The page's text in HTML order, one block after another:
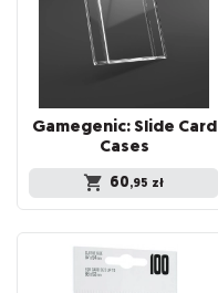
Gamegenic: Slide Card
Cases
60,95 zł